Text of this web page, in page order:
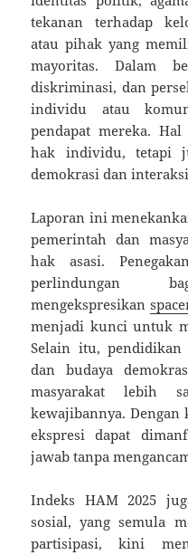
tekanan terhadap
atau pihak yang
mayoritas. Dalam
diskriminasi, dan
individu atau
pendapat mereka.
hak individu, tetapi
demokrasi dan
Laporan ini
pemerintah dan
hak asasi.
perlindungan
mengekspresikan
menjadi kunci untuk
Selain itu, pendidikan
dan budaya
masyarakat lebih
kewajibannya. Dengan
ekspresi dapat
jawab tanpa
Indeks HAM 2025
sosial, yang semula
partisipasi, kini